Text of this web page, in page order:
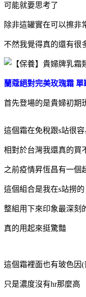
可能就要思考了
除非這罐實在可以擦非
不然我覺得真的還有很
蘭蔻絕對完美玫瑰霜 單
首先登場的是貴婦初期
這個霜在免稅跟s站很
相對於台灣我還真的買
之前疫情昇恆昌有一個
這個組合是我在s站撈的
整組用下來印象最深刻
真的用起來挺驚豔
這個霜裡面也有玻色因(
只是濃度沒有hr那麼高